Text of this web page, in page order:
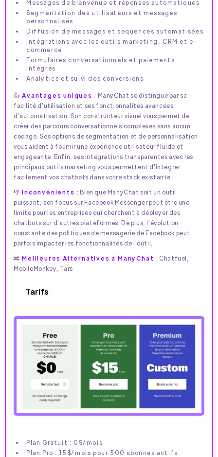
Messages de bienvenue et réponses automatiques
Segmentation des utilisateurs et messages
personnalisés
Diffusion de messages et sequences automatisées
Intégrations avec les outils marketing, CRM et e-
commerce
Formulaires conversationnels et paiements
intégrés
Analytics et suivi des conversions
👍 Avantages uniques : ManyChat se distingue par sa
facilité d'utilisation et ses fonctionnalités avancées
d'automatisation. Son constructeur visuel vous permet de
créer des parcours conversationnels complexes sans aucun
codage. Ses options de segmentation et de personnalisation
vous aident à fournir une expérience utilisateur fluide et
engageante. Enfin, ses intégrations transparentes avec les
principaux outils marketing vous permettent d'intégrer
facilement vos chatbots dans votre stack existante.
👎 Inconvénients : Bien que ManyChat soit un outil
puissant, son focus sur Facebook Messenger peut être une
limite pour les entreprises qui cherchent à déployer des
chatbots sur d'autres plateformes. De plus, l'évolution
constante des politiques de messagerie de Facebook peut
parfois impacter les fonctionnalités de l'outil.
🔀 Meilleures Alternatives à ManyChat : Chatfuel,
MobileMonkey, Tars
Tarifs
Plan Gratuit : 0$/mois
Plan Pro : 15$/mois pour 500 abonnés actifs